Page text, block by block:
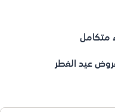
متكامل
عيد الفطر